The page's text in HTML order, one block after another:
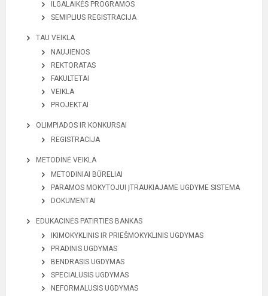
ILGALAIKĖS PROGRAMOS
SEMIPLIUS REGISTRACIJA
TAU VEIKLA
NAUJIENOS
REKTORATAS
FAKULTETAI
VEIKLA
PROJEKTAI
OLIMPIADOS IR KONKURSAI
REGISTRACIJA
METODINĖ VEIKLA
METODINIAI BŪRELIAI
PARAMOS MOKYTOJUI ĮTRAUKIAJAME UGDYME SISTEMA
DOKUMENTAI
EDUKACINĖS PATIRTIES BANKAS
IKIMOKYKLINIS IR PRIEŠMOKYKLINIS UGDYMAS
PRADINIS UGDYMAS
BENDRASIS UGDYMAS
SPECIALUSIS UGDYMAS
NEFORMALUSIS UGDYMAS